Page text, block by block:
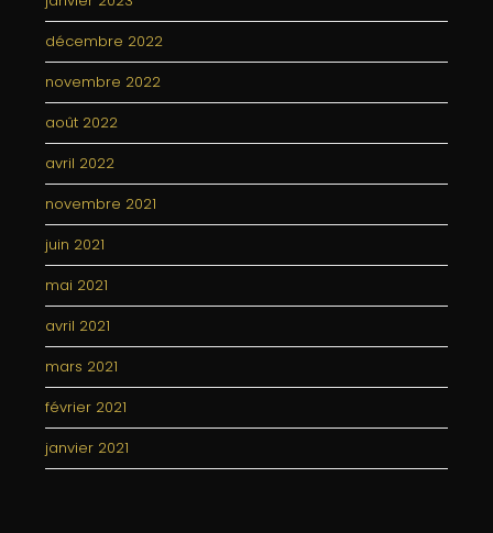
décembre 2022
novembre 2022
août 2022
avril 2022
novembre 2021
juin 2021
mai 2021
avril 2021
mars 2021
février 2021
janvier 2021